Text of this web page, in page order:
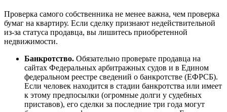
Проверка самого собственника не менее важна, чем проверка
бумаг на квартиру. Если сделку признают недействительной
из-за статуса продавца, вы лишитесь приобретенной
недвижимости.
Банкротство. Обязательно проверьте продавца на
сайтах Федеральных арбитражных судов и в Едином
федеральном реестре сведений о банкротстве (ЕФРСБ).
Если человек находится в стадии банкротства или имеет
к этому предпосылки (огромные долги у судебных
приставов), его сделки за последние три года могут